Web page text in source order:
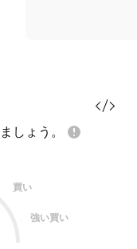
しょう。
買い
強い買い